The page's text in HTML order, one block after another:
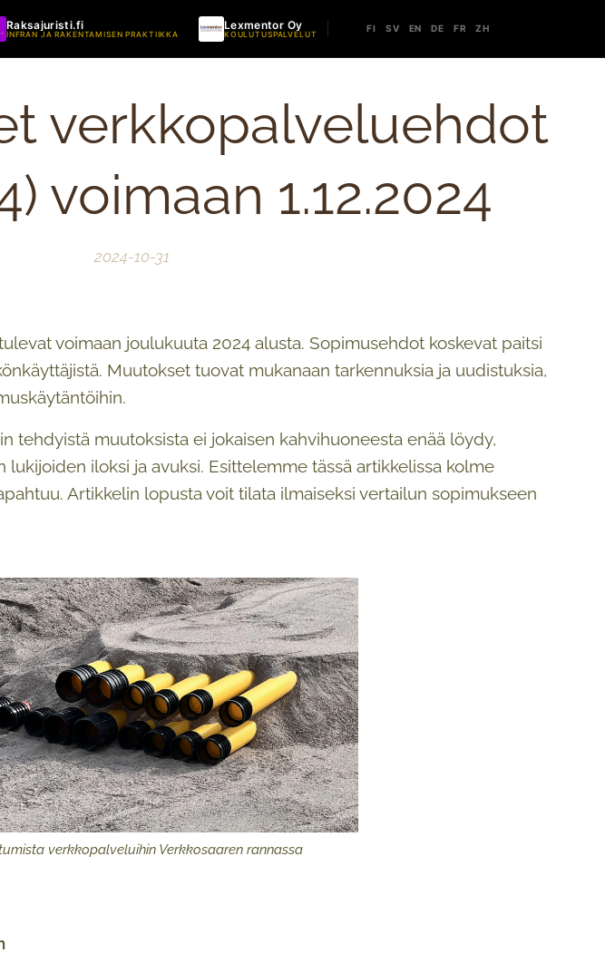
Raksajuristi.fi
INFRAN JA RAKENTAMISEN PRAKTIIKKA
Lexmentor Oy
KOULUTUSPALVELUT
FI SV EN DE FR ZH
verkkopalveluehdot
voimaan 1.12.2024
2024-10-31
voimaan joulukuuta 2024 alusta. Sopimusehdot koskevat paitsi
Muutokset tuovat mukanaan tarkennuksia ja uudistuksia,
tehdyistä muutoksista ei jokaisen kahvihuoneesta enää löydy,
iloksi ja avuksi. Esittelemme tässä artikkelissa kolme
Artikkelin lopusta voit tilata ilmaiseksi vertailun sopimukseen
verkkopalveluihin Verkkosaaren rannassa